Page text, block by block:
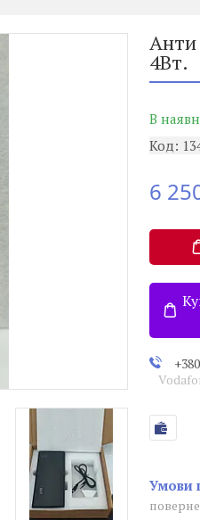
Анти
4Вт.
В
Код:
6